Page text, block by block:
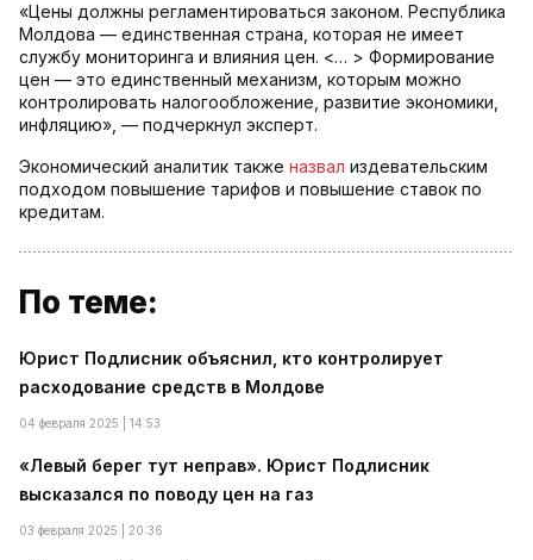
«Цены должны регламентироваться законом. Республика
Молдова — единственная страна, которая не имеет
службу мониторинга и влияния цен. <… > Формирование
цен — это единственный механизм, которым можно
контролировать налогообложение, развитие экономики,
инфляцию», — подчеркнул эксперт.
Экономический аналитик также назвал издевательским
подходом повышение тарифов и повышение ставок по
кредитам.
По теме:
Юрист Подлисник объяснил, кто контролирует
расходование средств в Молдове
04 февраля 2025 | 14:53
«Левый берег тут неправ». Юрист Подлисник
высказался по поводу цен на газ
03 февраля 2025 | 20:36